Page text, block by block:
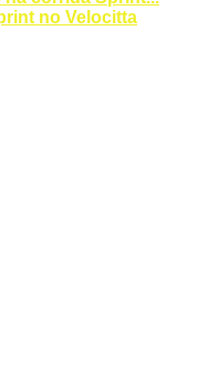
no Velocitta